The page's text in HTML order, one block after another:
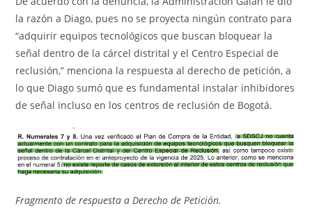
la razón a Diago, pues no se proyecta ningún contrato para
“adquirir equipos tecnológicos que buscan bloquear la
señal dentro de la cárcel distrital y el Centro Especial de
reclusión,” menciona la respuesta al derecho de petición, a
lo que Diago sumó que es fundamental instalar inhibidores
de señal incluso en los centros de reclusión de Bogotá.
Fragmento de respuesta a Derecho de Petición.